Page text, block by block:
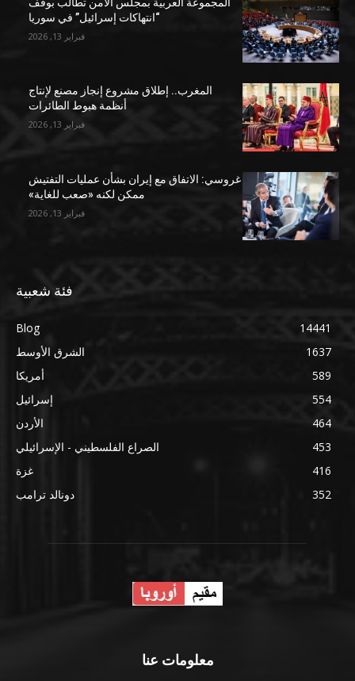
“انتهاكات إسرائيل” في سوريا
فبراير 13, 2026
المغرب.. إطلاق مشروع إنجاز مصنع لإنتاج
أنظمة هبوط الطائرات
فبراير 13, 2026
غروسي: الاتفاق مع إيران بشأن عمليات التفتيش
ممكن لكنه «صعب للغاية»
فبراير 13, 2026
فئة شعبية
Blog
14441
الشرق الأوسط
1637
أمريكا
589
إسرائيل
554
الأردن
464
الصراع الفلسطيني - الإسرائيلي
453
غزة
416
دونالد ترامب
352
معلومات عنا